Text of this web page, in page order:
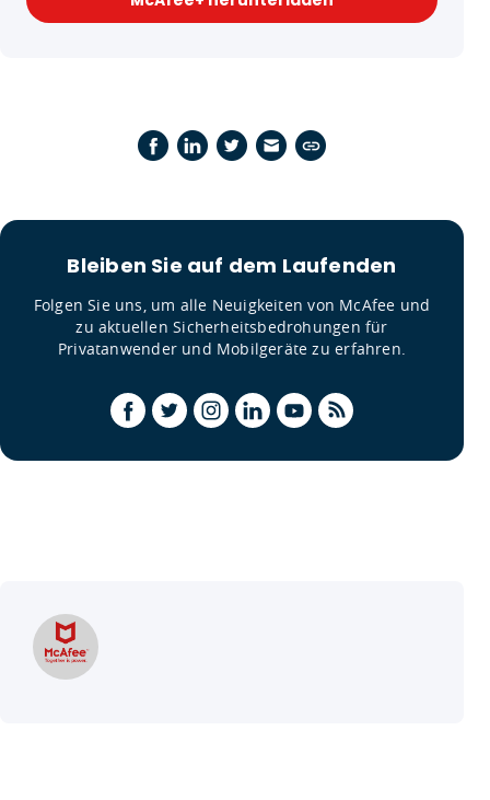
Bleiben Sie auf dem Laufenden
Folgen Sie uns, um alle Neuigkeiten von McAfee und
zu aktuellen Sicherheitsbedrohungen für
Privatanwender und Mobilgeräte zu erfahren.